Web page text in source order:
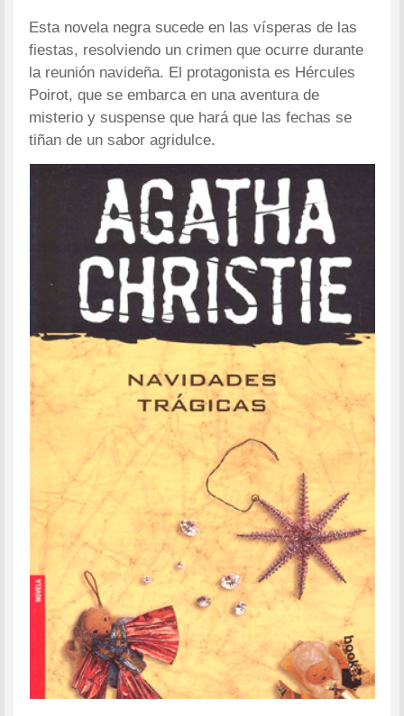
Esta novela negra sucede en las vísperas de las
fiestas, resolviendo un crimen que ocurre durante
la reunión navideña. El protagonista es Hércules
Poirot, que se embarca en una aventura de
misterio y suspense que hará que las fechas se
tiñan de un sabor agridulce.